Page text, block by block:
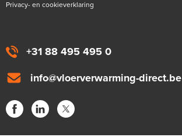
+31 88 495 495 0
info@vloerverwarming-direct.be
Privacy- en cookieverklaring